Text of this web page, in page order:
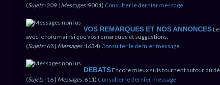
(Sujets :209 | Messages :9001) Consulter le dernier message
VOS REMARQUES ET NOS ANNONCES
avec le forum ainsi que vos remarques et suggestions.
(Sujets :68 | Messages :1634) Consulter le dernier message
DEBATSEncore mieux si ils tournent autour du
(Sujets :16 | Messages :611) Consulter le dernier message